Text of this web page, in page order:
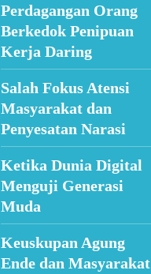
Perdagangan Orang
Berkedok Penipuan
Kerja Daring
Salah Fokus Atensi
Masyarakat dan
Penyesatan Narasi
Ketika Dunia Digital
Menguji Generasi
Muda
Keuskupan Agung
Ende dan Masyarakat